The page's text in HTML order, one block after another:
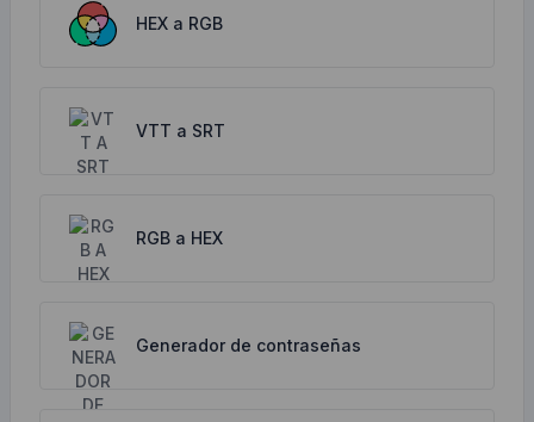
HEX a RGB
VTT a SRT
RGB a HEX
Generador de contraseñas